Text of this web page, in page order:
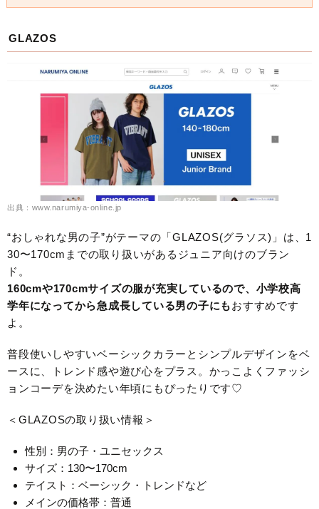
GLAZOS
出典：www.narumiya-online.jp
“おしゃれな男の子”がテーマの「GLAZOS(グラソス)」は、1
30〜170cmまでの取り扱いがあるジュニア向けのブラン
ド。
160cmや170cmサイズの服が充実しているので、小学校高
学年になってから急成長している男の子にもおすすめです
よ。
普段使いしやすいベーシックカラーとシンプルデザインをベ
ースに、トレンド感や遊び心をプラス。かっこよくファッシ
ョンコーデを決めたい年頃にもぴったりです♡
＜GLAZOSの取り扱い情報＞
性別：男の子・ユニセックス
サイズ：130〜170cm
テイスト：ベーシック・トレンドなど
メインの価格帯：普通